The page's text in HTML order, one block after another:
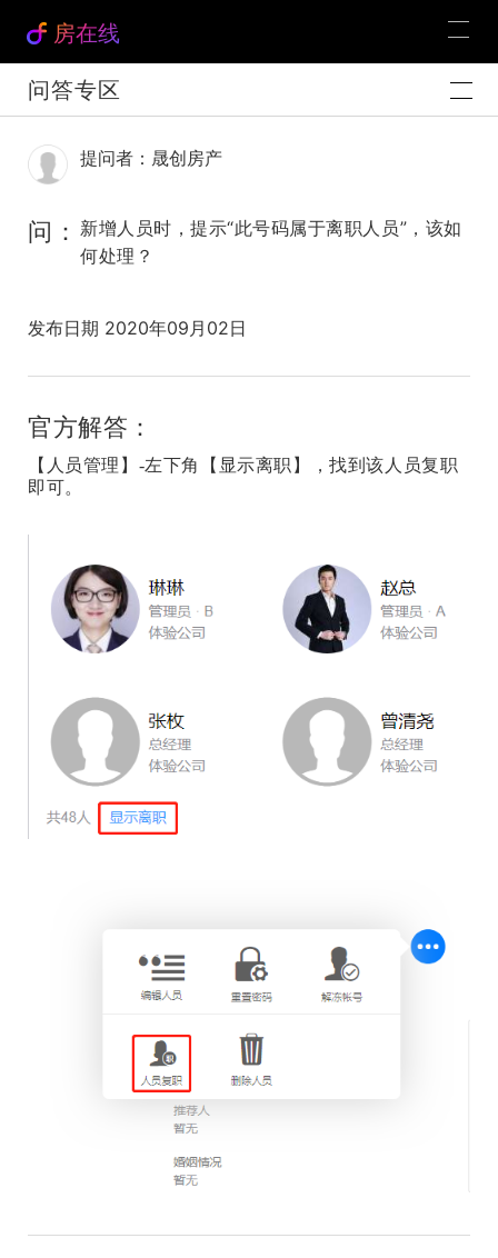
房在线
问答专区
提问者：晟创房产
问： 新增人员时，提示“此号码属于离职人员”，该如
何处理？
发布日期 2020年09月02日
官方解答：
【人员管理】-左下角【显示离职】，找到该人员复职
即可。